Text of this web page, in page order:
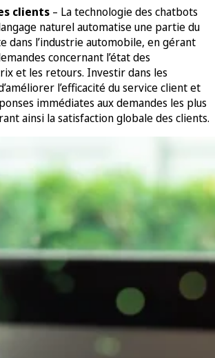
clients – La technologie des chatbots
naturel automatise une partie du
dans l’industrie automobile, en gérant
concernant l’état des
et les retours. Investir dans les
l’efficacité du service client et
immédiates aux demandes les plus
ainsi la satisfaction globale des clients.